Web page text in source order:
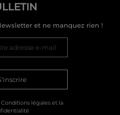
et ne manquez rien !
Conditions légales et la